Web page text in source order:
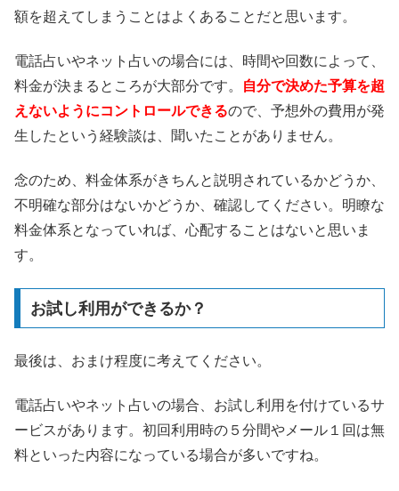
額を超えてしまうことはよくあることだと思います。
電話占いやネット占いの場合には、時間や回数によって、
料金が決まるところが大部分です。
自分で決めた予算を超
えないようにコントロールできるので、予想外の費用が発
生したという経験談は、聞いたことがありません。
念のため、料金体系がきちんと説明されているかどうか、
不明確な部分はないかどうか、確認してください。明瞭な
料金体系となっていれば、心配することはないと思いま
す。
お試し利用ができるか？
最後は、おまけ程度に考えてください。
電話占いやネット占いの場合、お試し利用を付けているサ
ービスがあります。初回利用時の５分間やメール１回は無
料といった内容になっている場合が多いですね。